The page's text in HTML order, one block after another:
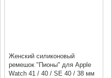
Женский силиконовый
ремешок "Пионы" для Apple
Watch 41 / 40 / SE 40 / 38 мм